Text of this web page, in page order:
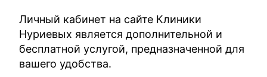
Личный кабинет на сайте Клиники
Нуриевых является дополнительной и
бесплатной услугой, предназначенной для
вашего удобства.